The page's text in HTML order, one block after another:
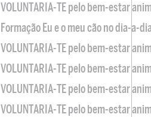
VOLUNTARIA-TE pelo bem-estar
Formação Eu e o meu cão no dia-a-
VOLUNTARIA-TE pelo bem-estar
VOLUNTARIA-TE pelo bem-estar
VOLUNTARIA-TE pelo bem-estar
VOLUNTARIA-TE pelo bem-estar